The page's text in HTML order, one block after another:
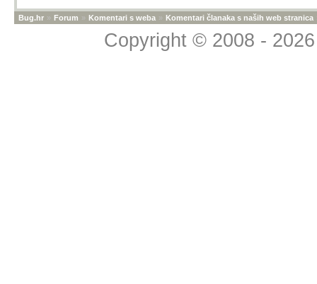
Bug.hr » Forum » Komentari s weba » Komentari članaka s naših web stranica
Copyright © 2008 -